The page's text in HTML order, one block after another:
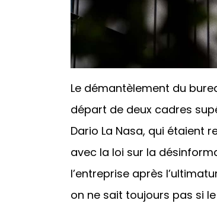
Le démantèlement du
départ de deux cadres
Dario La Nasa, qui étaient
avec la loi sur la
l’entreprise après
on ne sait toujours pas si